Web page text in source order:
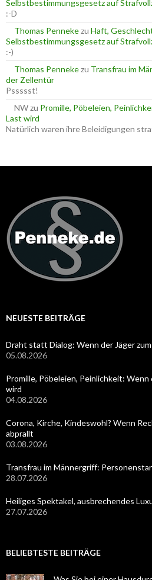
Selbstbestimmungsgesetz auf
:-D
Thomas Pennekezu Haft,
Selbstbestimmungsgesetz auf
:-)
Thomas Pennekezu Transfrau im
der Zellentür
Pssssst!
NWzu Promille, Pöbeleien,
Last wird
Natürlich waren ihre Beleidigungen
NEUESTE BEITRÄGE
Draht statt Dialog: Wenn der Jäger
05.08.2026
Promille, Pöbeleien, Peinlichkeit: Wenn
wird
04.08.2026
Corona, Kirche, Kindeswohl? Wenn
abprallt
03.08.2026
Transfrau im Männergriff:
28.07.2026
Heiliges Spektakel, ausbrechendes
27.07.2026
BELIEBTESTE BEITRÄGE